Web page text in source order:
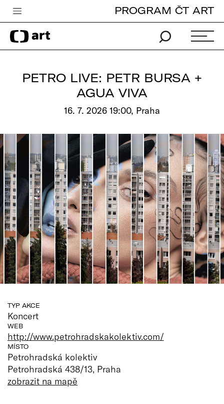
Česká televize
Zpravodajství
Vše o ČT
PROGRAM ČT ART
PETRO LIVE: PETR BURSA +
AGUA VIVA
16. 7. 2026 19:00, Praha
TYP AKCE
Koncert
WEB
http://www.petrohradskakolektiv.com/
MÍSTO
Petrohradská kolektiv
Petrohradská 438/13, Praha
zobrazit na mapě